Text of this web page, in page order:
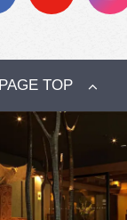
PAGE TOP